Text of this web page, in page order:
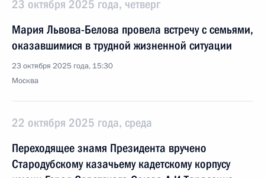
23 октября 2025 года, четверг
Мария Львова-Белова провела встречу с семьями,
оказавшимися в трудной жизненной ситуации
23 октября 2025 года, 15:30
Москва
22 октября 2025 года, среда
Переходящее знамя Президента вручено
Стародубскому казачьему кадетскому корпусу